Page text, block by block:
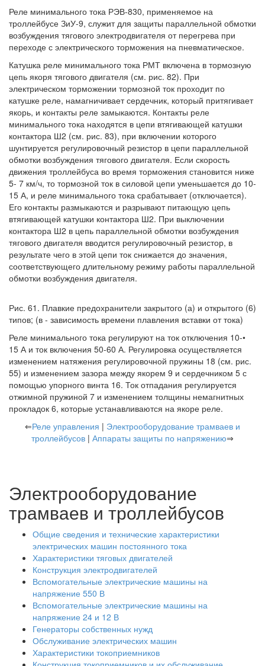
Реле минимального тока РЭВ-830, применяемое на
троллейбусе ЗиУ-9, служит для защиты параллельной обмотки
возбуждения тягового электродвигателя от перегрева при
переходе с электрического торможения на пневматическое.
Катушка реле минимального тока РМТ включена в тормозную
цепь якоря тягового двигателя (см. рис. 82). При
электрическом торможении тормозной ток проходит по
катушке реле, намагничивает сердечник, который притягивает
якорь, и контакты реле замыкаются. Контакты реле
минимального тока находятся в цепи втягивающей катушки
контактора Ш2 (см. рис. 83), при включении которого
шунтируется регулировочный резистор в цепи параллельной
обмотки возбуждения тягового двигателя. Если скорость
движения троллейбуса во время торможения становится ниже
5- 7 км/ч, то тормозной ток в силовой цепи уменьшается до 10-
15 А, и реле минимального тока срабатывает (отключается).
Его контакты размыкаются и разрывают питающую цепь
втягивающей катушки контактора Ш2. При выключении
контактора Ш2 в цепь параллельной обмотки возбуждения
тягового двигателя вводится регулировочный резистор, в
результате чего в этой цепи ток снижается до значения,
соответствующего длительному режиму работы параллельной
обмотки возбуждения двигателя.
Рис. 61. Плавкие предохранители закрытого (а) и открытого (6)
типов; (в - зависимость времени плавления вставки от тока)
Реле минимального тока регулируют на ток отключения 10-•
15 А и ток включения 50-60 А. Регулировка осуществляется
изменением натяжения регулировочной пружины 18 (см. рис.
55) и изменением зазора между якорем 9 и сердечником 5 с
помощью упорного винта 16. Ток отпадания регулируется
отжимной пружиной 7 и изменением толщины немагнитных
прокладок 6, которые устанавливаются на якоре реле.
⇐Реле управления | Электрооборудование трамваев и
троллейбусов | Аппараты защиты по напряжению⇒
Электрооборудование
трамваев и троллейбусов
Общие сведения и технические характеристики
электрических машин постоянного тока
Характеристики тяговых двигателей
Конструкция электродвигателей
Вспомогательные электрические машины на
напряжение 550 В
Вспомогательные электрические машины на
напряжение 24 и 12 В
Генераторы собственных нужд
Обслуживание электрических машин
Характеристики токоприемников